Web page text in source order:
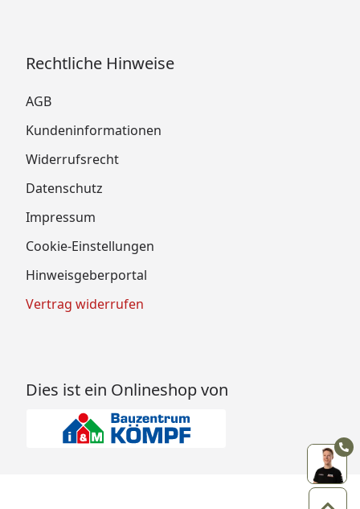
Rechtliche Hinweise
AGB
Kundeninformationen
Widerrufsrecht
Datenschutz
Impressum
Cookie-Einstellungen
Hinweisgeberportal
Vertrag widerrufen
Dies ist ein Onlineshop von